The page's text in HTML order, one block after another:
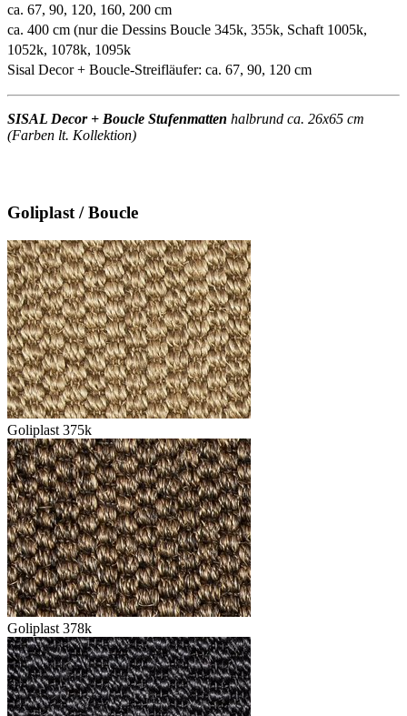
ca. 67, 90, 120, 160, 200 cm
ca. 400 cm (nur die Dessins Boucle 345k, 355k, Schaft 1005k,
1052k, 1078k, 1095k
Sisal Decor + Boucle-Streifläufer: ca. 67, 90, 120 cm
SISAL Decor + Boucle Stufenmatten halbrund ca. 26x65 cm
(Farben lt. Kollektion)
Goliplast / Boucle
Goliplast 375k
Goliplast 378k